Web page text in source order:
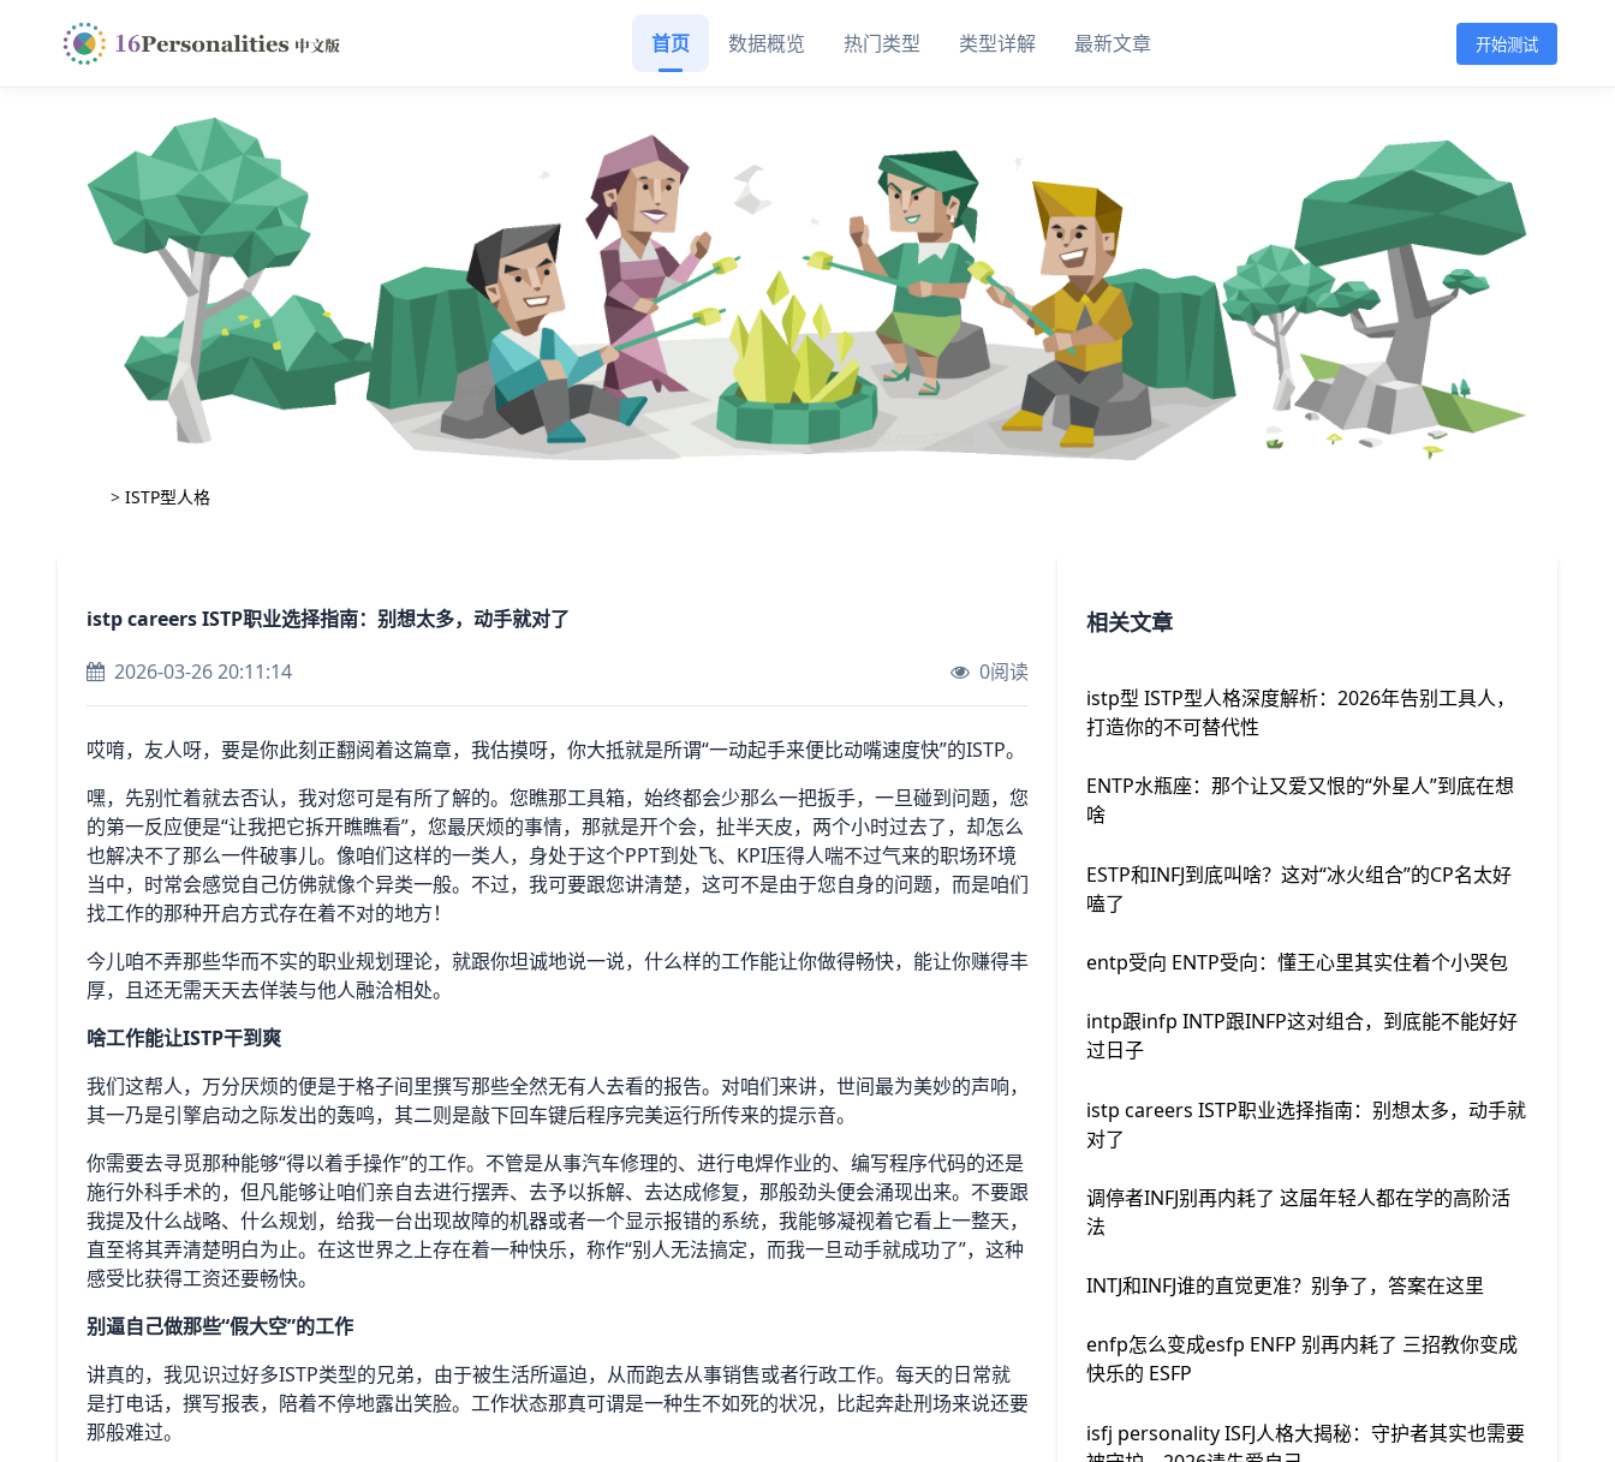
首页 数据概览 热门类型 类型详解 最新文章 开始测试
> ISTP型人格
istp careers ISTP职业选择指南：别想太多，动手就对了
2026-03-26 20:11:14
0阅读
哎唷，友人呀，要是你此刻正翻阅着这篇章，我估摸呀，你大抵就是所谓“一动起手来便比动嘴速度快”的ISTP。
嘿，先别忙着就去否认，我对您可是有所了解的。您瞧那工具箱，始终都会少那么一把扳手，一旦碰到问题，您
的第一反应便是“让我把它拆开瞧瞧看”，您最厌烦的事情，那就是开个会，扯半天皮，两个小时过去了，却怎么
也解决不了那么一件破事儿。像咱们这样的一类人，身处于这个PPT到处飞、KPI压得人喘不过气来的职场环境
当中，时常会感觉自己仿佛就像个异类一般。不过，我可要跟您讲清楚，这可不是由于您自身的问题，而是咱们
找工作的那种开启方式存在着不对的地方！
今儿咱不弄那些华而不实的职业规划理论，就跟你坦诚地说一说，什么样的工作能让你做得畅快，能让你赚得丰
厚，且还无需天天去佯装与他人融洽相处。
啥工作能让ISTP干到爽
我们这帮人，万分厌烦的便是于格子间里撰写那些全然无有人去看的报告。对咱们来讲，世间最为美妙的声响，
其一乃是引擎启动之际发出的轰鸣，其二则是敲下回车键后程序完美运行所传来的提示音。
你需要去寻觅那种能够“得以着手操作”的工作。不管是从事汽车修理的、进行电焊作业的、编写程序代码的还是
施行外科手术的，但凡能够让咱们亲自去进行摆弄、去予以拆解、去达成修复，那般劲头便会涌现出来。不要跟
我提及什么战略、什么规划，给我一台出现故障的机器或者一个显示报错的系统，我能够凝视着它看上一整天，
直至将其弄清楚明白为止。在这世界之上存在着一种快乐，称作“别人无法搞定，而我一旦动手就成功了”，这种
感受比获得工资还要畅快。
别逼自己做那些“假大空”的工作
讲真的，我见识过好多ISTP类型的兄弟，由于被生活所逼迫，从而跑去从事销售或者行政工作。每天的日常就
是打电话，撰写报表，陪着不停地露出笑脸。工作状态那真可谓是一种生不如死的状况，比起奔赴刑场来说还要
那般难过。
相关文章
istp型 ISTP型人格深度解析：2026年告别工具人，
打造你的不可替代性
ENTP水瓶座：那个让又爱又恨的“外星人”到底在想
啥
ESTP和INFJ到底叫啥？这对“冰火组合”的CP名太好
嗑了
entp受向 ENTP受向：懂王心里其实住着个小哭包
intp跟infp INTP跟INFP这对组合，到底能不能好好
过日子
istp careers ISTP职业选择指南：别想太多，动手就
对了
调停者INFJ别再内耗了 这届年轻人都在学的高阶活
法
INTJ和INFJ谁的直觉更准？别争了，答案在这里
enfp怎么变成esfp ENFP 别再内耗了 三招教你变成
快乐的 ESFP
isfj personality ISFJ人格大揭秘：守护者其实也需要